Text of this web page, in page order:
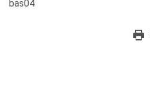
bas04